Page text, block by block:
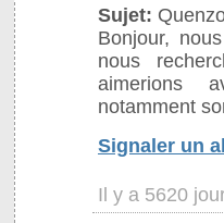
Sujet:
Bonjour,
nous
aimerions
notamment
Signaler un
Il y a 5620